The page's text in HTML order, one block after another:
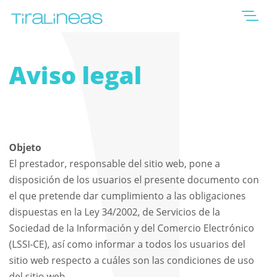
Aviso legal
Objeto
El prestador, responsable del sitio web, pone a
disposición de los usuarios el presente documento con
el que pretende dar cumplimiento a las obligaciones
dispuestas en la Ley 34/2002, de Servicios de la
Sociedad de la Información y del Comercio Electrónico
(LSSI-CE), así como informar a todos los usuarios del
sitio web respecto a cuáles son las condiciones de uso